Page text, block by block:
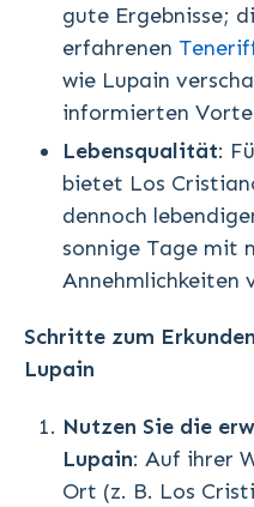
gute Ergebnisse;
erfahrenen
wie Lupain
informierten
Lebensqualität:
bietet Los
dennoch
sonnige Tage mit
Annehmlichkeiten
Schritte zum
Lupain
Nutzen Sie die
Lupain: Auf ihrer
Ort (z. B. Los